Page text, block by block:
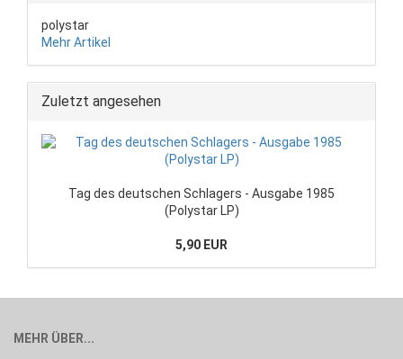
polystar
Mehr Artikel
Zuletzt angesehen
Tag des deutschen Schlagers - Ausgabe 1985
(Polystar LP)
5,90 EUR
MEHR ÜBER...